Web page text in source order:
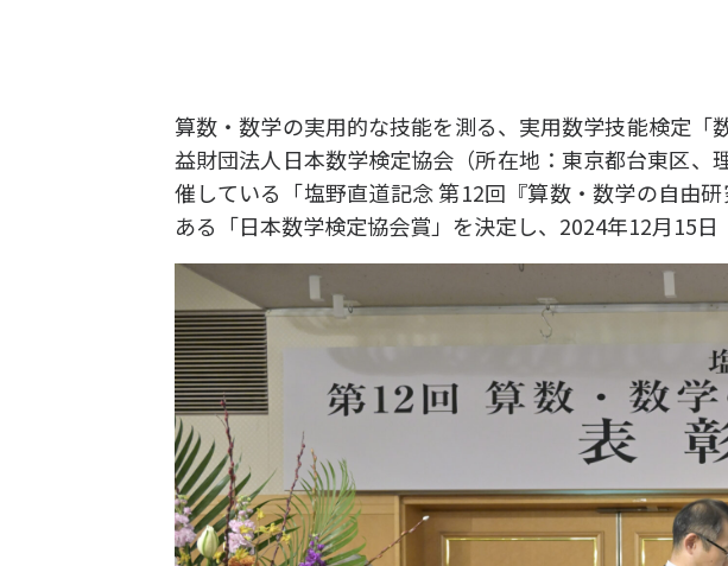
算数・数学の実用的な技能を測る、実用数学技能検定
益財団法人日本数学検定協会（所在地：東京都台東区
催している「塩野直道記念 第12回『算数・数学の自由
ある「日本数学検定協会賞」を決定し、2024年12月15